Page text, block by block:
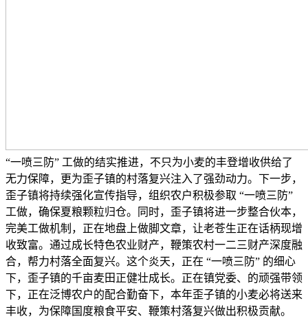
“一喷三防” 工做的结实推进，不只为小麦的丰登增收供给了
无力保障，更为歪子镇的村落复兴注入了强劲动力。下一步，
歪子镇将持续强化宣传指导，组织农户积极参取 “一喷三防”
工做，确保夏粮颗粒归仓。同时，歪子镇将进一步整合伙本，
完美工做机制，正在地盘上做脚文章，让老苍生正在话柄现增
收致富。通过成长特色农业财产，鞭策农村一二三财产深度融
合，帮力村落全面复兴。这个炎天，正在 “一喷三防” 的细心
下，歪子镇的千亩麦田正健壮成长。正在镇党委、的顽强带领
下，正在泛博农户的配合勤奋下，本年歪子镇的小麦必将送来
丰收，为保障国度粮食平安、鞭策村落复兴做出积极贡献。